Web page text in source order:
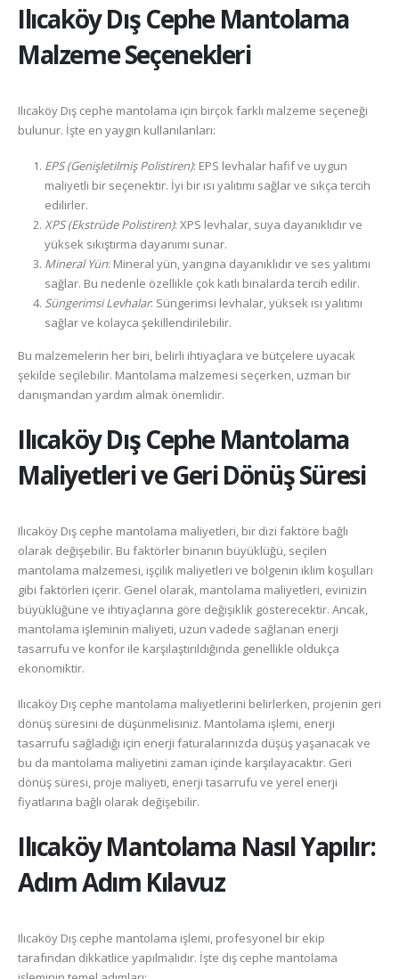
IlıcaköyDış Cephe Mantolama
Malzeme Seçenekleri
Ilıcaköy Dış cephe mantolama için birçok farklı malzeme seçeneği
bulunur. İşte en yaygın kullanılanları:
EPS (Genişletilmiş Polistiren): EPS levhalar hafif ve uygun
maliyetli bir seçenektir. İyi bir ısı yalıtımı sağlar ve sıkça tercih
edilirler.
XPS (Ekstrüde Polistiren): XPS levhalar, suya dayanıklıdır ve
yüksek sıkıştırma dayanımı sunar.
Mineral Yün: Mineral yün, yangına dayanıklıdır ve ses yalıtımı
sağlar. Bu nedenle özellikle çok katlı binalarda tercih edilir.
Süngerimsi Levhalar: Süngerimsi levhalar, yüksek ısı yalıtımı
sağlar ve kolayca şekillendirilebilir.
Bu malzemelerin her biri, belirli ihtiyaçlara ve bütçelere uyacak
şekilde seçilebilir. Mantolama malzemesi seçerken, uzman bir
danışmandan yardım almak önemlidir.
IlıcaköyDış Cephe Mantolama
Maliyetleri ve Geri Dönüş Süresi
Ilıcaköy Dış cephe mantolama maliyetleri, bir dizi faktöre bağlı
olarak değişebilir. Bu faktörler binanın büyüklüğü, seçilen
mantolama malzemesi, işçilik maliyetleri ve bölgenin iklim koşulları
gibi faktörleri içerir. Genel olarak, mantolama maliyetleri, evinizin
büyüklüğüne ve ihtiyaçlarına göre değişiklik gösterecektir. Ancak,
mantolama işleminin maliyeti, uzun vadede sağlanan enerji
tasarrufu ve konfor ile karşılaştırıldığında genellikle oldukça
ekonomiktir.
Ilıcaköy Dış cephe mantolama maliyetlerini belirlerken, projenin geri
dönüş süresini de düşünmelisiniz. Mantolama işlemi, enerji
tasarrufu sağladığı için enerji faturalarınızda düşüş yaşanacak ve
bu da mantolama maliyetini zaman içinde karşılayacaktır. Geri
dönüş süresi, proje maliyeti, enerji tasarrufu ve yerel enerji
fiyatlarına bağlı olarak değişebilir.
IlıcaköyMantolama Nasıl Yapılır:
Adım Adım Kılavuz
Ilıcaköy Dış cephe mantolama işlemi, profesyonel bir ekip
tarafından dikkatlice yapılmalıdır. İşte dış cephe mantolama